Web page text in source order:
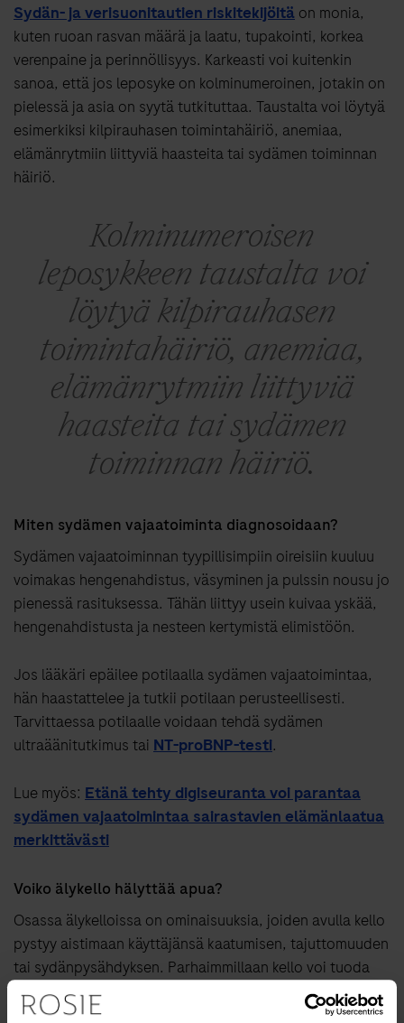
Sydän- ja verisuonitautien riskitekijöitä on monia,
kuten ruoan rasvan määrä ja laatu, tupakointi, korkea
verenpaine ja perinnöllisyys. Karkeasti voi kuitenkin
sanoa, että jos leposyke on kolminumeroinen, jotakin on
pielessä ja asia on syytä tutkituttaa. Taustalta voi löytyä
esimerkiksi kilpirauhasen toimintahäiriö, anemiaa,
elämänrytmiin liittyviä haasteita tai sydämen toiminnan
häiriö.
Kolminumeroisen
leposykkeen taustalta voi
löytyä kilpirauhasen
toimintahäiriö, anemiaa,
elämänrytmiin liittyviä
haasteita tai sydämen
toiminnan häiriö.
Miten sydämen vajaatoiminta diagnosoidaan?
Sydämen vajaatoiminnan tyypillisimpiin oireisiin kuuluu
voimakas hengenahdistus, väsyminen ja pulssin nousu jo
pienessä rasituksessa. Tähän liittyy usein kuivaa yskää,
hengenahdistusta ja nesteen kertymistä elimistöön.
Jos lääkäri epäilee potilaalla sydämen vajaatoimintaa,
hän haastattelee ja tutkii potilaan perusteellisesti.
Tarvittaessa potilaalle voidaan tehdä sydämen
ultraäänitutkimus tai NT-proBNP-testi.
Lue myös: Etänä tehty digiseuranta voi parantaa
sydämen vajaatoimintaa sairastavien elämänlaatua
merkittävästi
Voiko älykello hälyttää apua?
Osassa älykelloissa on ominaisuuksia, joiden avulla kello
pystyy aistimaan käyttäjänsä kaatumisen, tajuttomuuden
tai sydänpysähdyksen. Parhaimmillaan kello voi tuoda
turvaa: jos kellon käyttäjä on ollut tietyn ajan liikkumatta
ja pulssi on hyvin alhainen, kello voi hälyttää